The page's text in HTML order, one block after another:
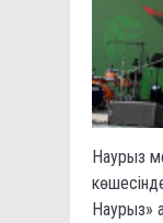
Наурыз
Наурыз»